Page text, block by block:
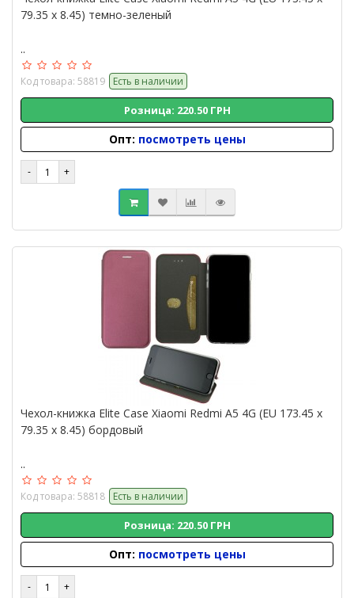
79.35 x 8.45) темно-зеленый
..
Код товара: 58819 Есть в наличии
Розница: 220.50 ГРН
Опт: посмотреть цены
Чехол-книжка Elite Case Xiaomi Redmi A5 4G (EU 173.45 x
79.35 x 8.45) бордовый
..
Код товара: 58818 Есть в наличии
Розница: 220.50 ГРН
Опт: посмотреть цены